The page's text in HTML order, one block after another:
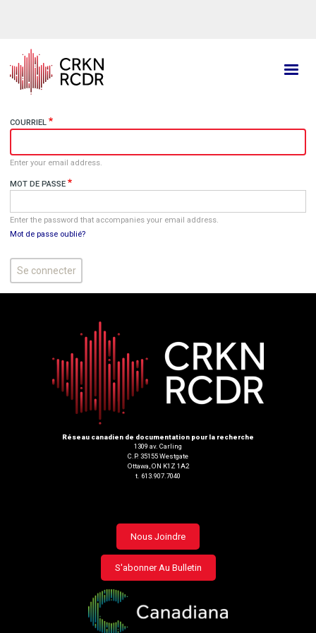
principal
COURRIEL
Enter your email address.
MOT DE PASSE
Enter the password that accompanies your email address.
Mot de passe oublié?
Réseau canadien de documentation pour la recherche
1309 av. Carling
C.P. 35155 Westgate
Ottawa, ON K1Z 1A2
t. 613.907.7040
Footer
menu
Nous Joindre
S'abonner Au Bulletin